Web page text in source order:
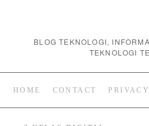
BLOG TEKNOLOGI,
TEKNOLOGI
HOME CONTACT